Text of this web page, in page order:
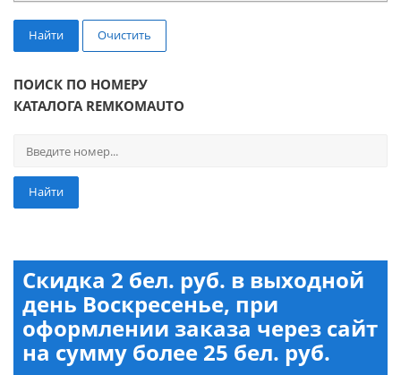
Найти Очистить
ПОИСК ПО НОМЕРУ
КАТАЛОГА REMKOMAUTO
Найти
Скидка 2 бел. руб. в выходной
день Воскресенье, при
оформлении заказа через сайт
на сумму более 25 бел. руб.